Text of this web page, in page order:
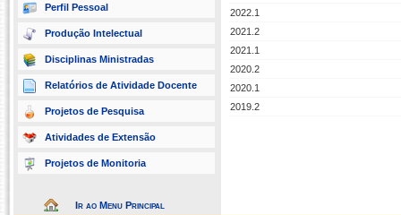
Perfil Pessoal
Produção Intelectual
Disciplinas Ministradas
Relatórios de Atividade Docente
Projetos de Pesquisa
Atividades de Extensão
Projetos de Monitoria
Ir ao Menu Principal
2022.1
2021.2
2021.1
2020.2
2020.1
2019.2